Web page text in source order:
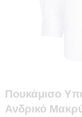
Πουκάμισο
Ανδρικό